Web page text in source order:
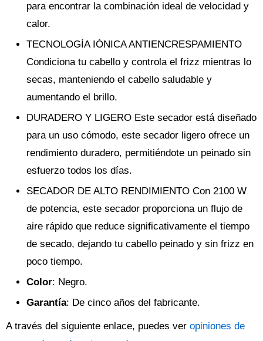
para encontrar la combinación ideal de velocidad y
calor.
TECNOLOGÍA IÓNICA ANTIENCRESPAMIENTO
Condiciona tu cabello y controla el frizz mientras lo
secas, manteniendo el cabello saludable y
aumentando el brillo.
DURADERO Y LIGERO Este secador está diseñado
para un uso cómodo, este secador ligero ofrece un
rendimiento duradero, permitiéndote un peinado sin
esfuerzo todos los días.
SECADOR DE ALTO RENDIMIENTO Con 2100 W
de potencia, este secador proporciona un flujo de
aire rápido que reduce significativamente el tiempo
de secado, dejando tu cabello peinado y sin frizz en
poco tiempo.
Color: Negro.
Garantía: De cinco años del fabricante.
A través del siguiente enlace, puedes ver opiniones de